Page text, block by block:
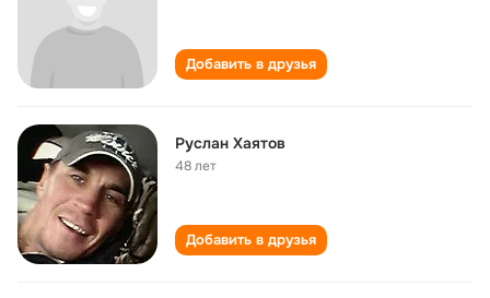
Добавить в друзья
Руслан Хаятов
48 лет
Добавить в друзья